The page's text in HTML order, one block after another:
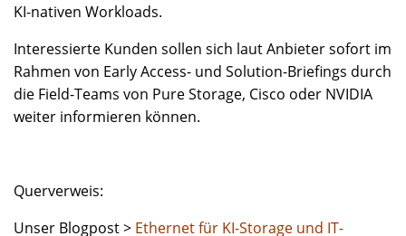
KI-nativen Workloads.
Interessierte Kunden sollen sich laut Anbieter sofort im
Rahmen von Early Access- und Solution-Briefings durch
die Field-Teams von Pure Storage, Cisco oder NVIDIA
weiter informieren können.
Querverweis:
Unser Blogpost > Ethernet für KI-Storage und IT-